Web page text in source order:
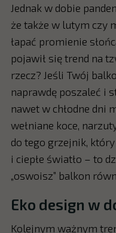
Jednak w dobie
że także w lutym czy
łapać promienie
pojawił się trend na
rzecz? Jeśli Twój
naprawdę poszaleć i
nawet w chłodne dni
wełniane koce,
do tego grzejnik,
i ciepłe światło – to
„oswoisz” balkon
Eko design w
Kolejnym ważnym